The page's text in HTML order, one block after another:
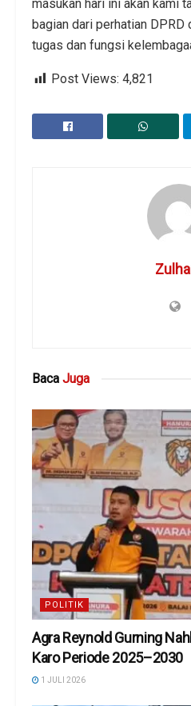
masukan hari ini akan kami
bagian dari perhatian DPRD
tugas dan fungsi
Post Views: 4,821
Baca Juga
POLITIK
Agra Reynold Gurning
Karo Periode 2025–2030
1 JULI 2026